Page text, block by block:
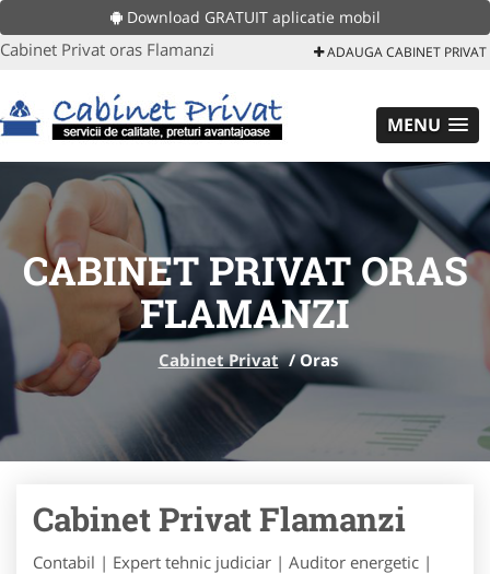
Download GRATUIT aplicatie mobil
Cabinet Privat oras Flamanzi ADAUGA CABINET PRIVAT
MENU
CABINET PRIVAT ORAS
FLAMANZI
Cabinet Privat /Oras
Cabinet Privat Flamanzi
Contabil | Expert tehnic judiciar | Auditor energetic |